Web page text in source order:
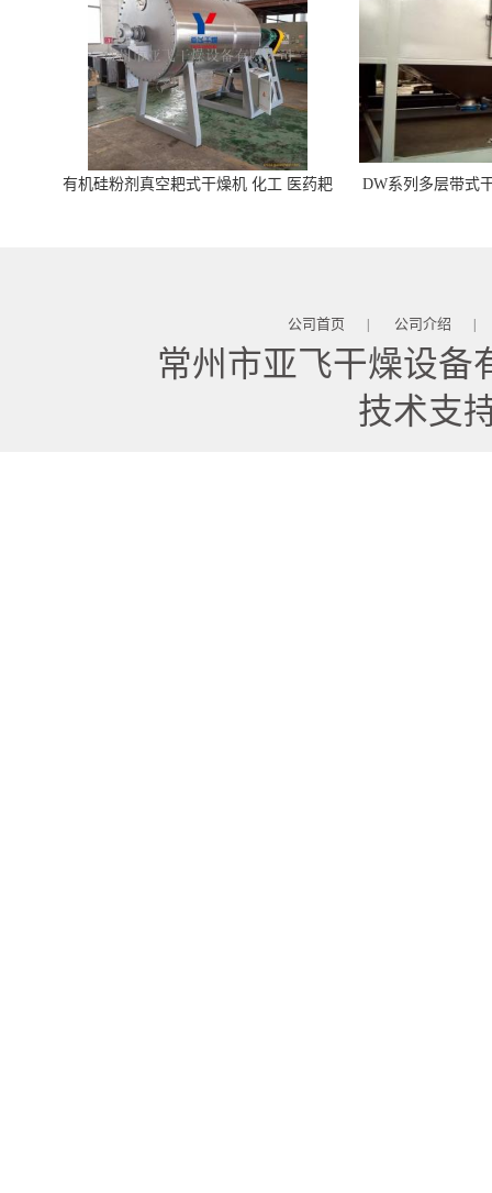
有机硅粉剂真空耙式干燥机 化工 医药耙
DW系列多层带式
公司首页 | 公司介绍 |
常州市亚飞干燥设备
技术支